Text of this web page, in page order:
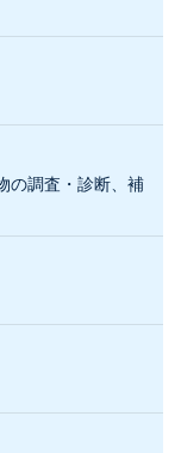
の調査・診断、補